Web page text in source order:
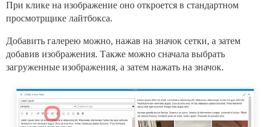
При клике на изображение оно откроется в стандартном
просмотрщике лайтбокса.
Добавить галерею можно, нажав на значок сетки, а затем
добавив изображения. Также можно сначала выбрать
загруженные изображения, а затем нажать на значок.